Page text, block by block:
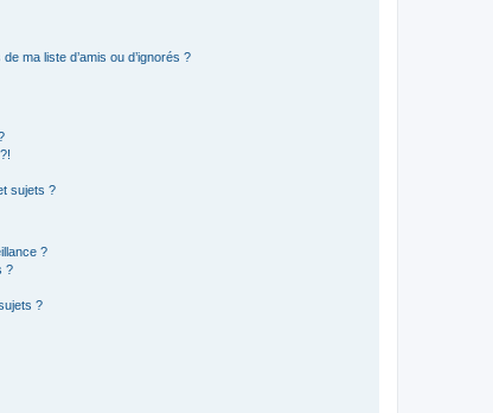
ma liste d’amis ou d’ignorés ?
sujets ?
?
?
?